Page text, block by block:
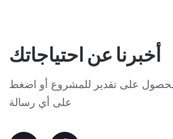
أخبرنا عن احتياجاتك
على تقدير للمشروع أو اضغط
على أي رسالة